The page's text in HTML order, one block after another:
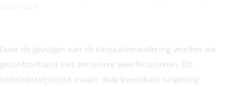
Door de gevolgen van de klimaatverandering worden we
geconfronteerd met extremere weerfenomenen. Dit
valleiherstelproject maakt deze kwetsbare omgeving